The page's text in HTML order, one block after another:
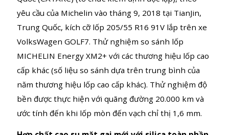
cấp khác trên thị trường.*
*Thử nghiệm về độ bền của lốp được thực hiện bởi
Trung Tâm Nghiên Cứu và Công Nghệ Ô Tô Trung
Quốc (CATARC) (tổ chức kiểm định độc lập), theo
yêu cầu của Michelin vào tháng 9, 2018 tại TianJin,
Trung Quốc, kích cỡ lốp 205/55 R16 91V lắp trên xe
VolksWagen GOLF7. Thử nghiệm so sánh lốp
MICHELIN Energy XM2+ với các thương hiệu lốp cao